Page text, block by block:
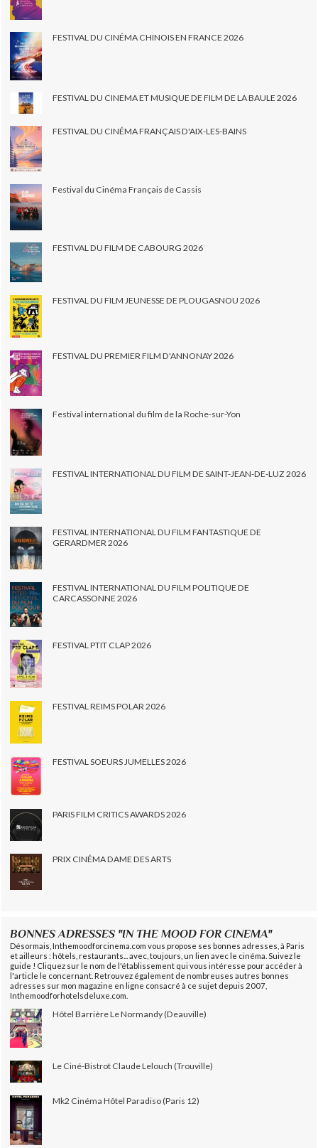
FESTIVAL DU CINÉMA CHINOIS EN FRANCE 2026
FESTIVAL DU CINEMA ET MUSIQUE DE FILM DE LA BAULE 2026
FESTIVAL DU CINÉMA FRANÇAIS D'AIX-LES-BAINS
Festival du Cinéma Français de Cassis
FESTIVAL DU FILM DE CABOURG 2026
FESTIVAL DU FILM JEUNESSE DE PLOUGASNOU 2026
FESTIVAL DU PREMIER FILM D'ANNONAY 2026
Festival international du film de la Roche-sur-Yon
FESTIVAL INTERNATIONAL DU FILM DE SAINT-JEAN-DE-LUZ 2026
FESTIVAL INTERNATIONAL DU FILM FANTASTIQUE DE
GERARDMER 2026
FESTIVAL INTERNATIONAL DU FILM POLITIQUE DE
CARCASSONNE 2026
FESTIVAL PTIT CLAP 2026
FESTIVAL REIMS POLAR 2026
FESTIVAL SOEURS JUMELLES 2026
PARIS FILM CRITICS AWARDS 2026
PRIX CINÉMA DAME DES ARTS
BONNES ADRESSES "IN THE MOOD FOR CINEMA"
Désormais, Inthemoodforcinema.com vous propose ses bonnes adresses, à Paris
et ailleurs : hôtels, restaurants... avec, toujours, un lien avec le cinéma. Suivez le
guide ! Cliquez sur le nom de l'établissement qui vous intéresse pour accéder à
l'article le concernant. Retrouvez également de nombreuses autres bonnes
adresses sur mon magazine en ligne consacré à ce sujet depuis 2007,
Inthemoodforhotelsdeluxe.com.
Hôtel Barrière Le Normandy (Deauville)
Le Ciné-Bistrot Claude Lelouch (Trouville)
Mk2 Cinéma Hôtel Paradiso (Paris 12)